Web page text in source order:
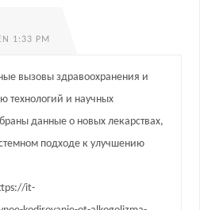
1:33 PM
вызовы здравоохранения и
технологий и научных
данные о новых лекарствах,
подходе к улучшению
it-